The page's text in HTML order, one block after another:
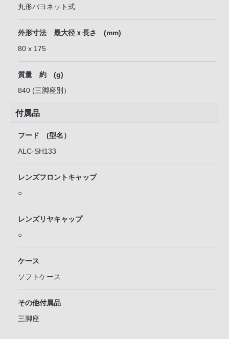
丸形バヨネット式
外形寸法 最大径ｘ長さ (mm)
80 x 175
質量 約 (g)
840 (三脚座別）
付属品
フード (型名）
ALC-SH133
レンズフロントキャップ
○
レンズリヤキャップ
○
ケース
ソフトケース
その他付属品
三脚座